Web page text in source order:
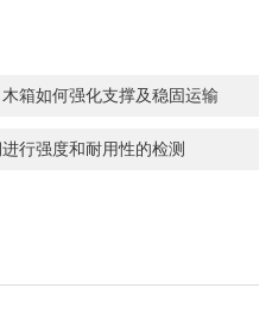
箱如何强化支撑及稳固运输
行强度和耐用性的检测